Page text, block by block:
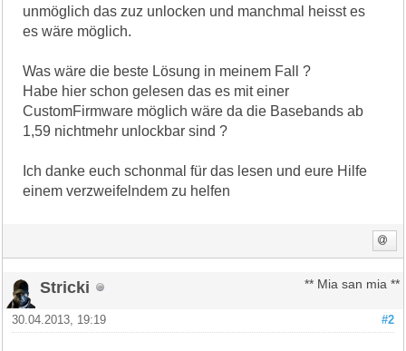
unmöglich das zuz unlocken und manchmal heisst es
es wäre möglich.
Was wäre die beste Lösung in meinem Fall ?
Habe hier schon gelesen das es mit einer
CustomFirmware möglich wäre da die Basebands ab
1,59 nichtmehr unlockbar sind ?
Ich danke euch schonmal für das lesen und eure Hilfe
einem verzweifelndem zu helfen
Stricki ** Mia san mia **
#2
30.04.2013, 19:19